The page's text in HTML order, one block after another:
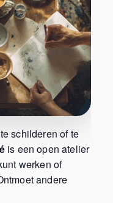
schilderen of te
is een open atelier
werken of
andere